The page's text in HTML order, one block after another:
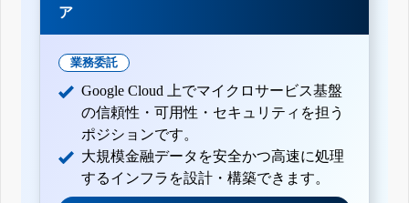
ア
業務委託
Google Cloud 上でマイクロサービス基盤
の信頼性・可用性・セキュリティを担う
ポジションです。
大規模金融データを安全かつ高速に処理
するインフラを設計・構築できます。